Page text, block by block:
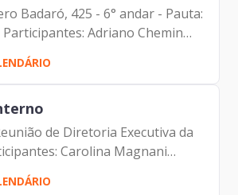
Badaró, 425 - 6° andar - Pauta:
Adriano Chemin
América Latina) Eduardo
Jaime Muller (Presidente
de Diretoria Executiva da
Carolina Magnani
Jurídica da Presidência e
Ruas Junior (Diretor de